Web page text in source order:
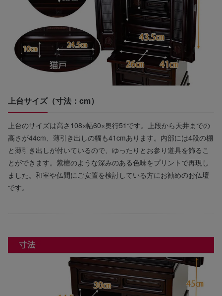
上台サイズ（寸法：cm）
上台のサイズは高さ108×幅60×奥行51です。上段から天井までの
高さが44cm、薄引き出しの幅も41cmあります。内部には4段の棚
と薄引き出しが付いているので、ゆったりとお参り道具を飾るこ
とができます。紫檀のような深みのある色味をプリントで再現し
ました。和室や仏間にご安置を検討している方にお勧めのお仏壇
です。